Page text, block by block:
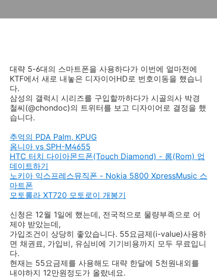
대략 5-6대의 스마트폰을 사용하다가 이번에 얼마전에
KTF에서 새로 내놓은 디자이어HD로 번호이동을 했습니
다.
삼성의 갤럭시 시리즈를 구입할까하다가 시골의사 박경
철씨(@chondoc)의 트위터를 보고 디자이어로 결정을 했
습니다.
추억의 PDA Palm, KPUG
옴니아 vs SPH-M4655
HTC 터치 다이아몬드폰(Touch Diamond) - 롬(Rom) 업
데이트하기
노키아 익스프레스뮤직폰 - Nokia 5800 XpressMusic 스
마트폰
모토롤라 XT720 모토로이 개봉기
신청은 12월 1일에 했는데, 전국적으로 물량부족으로 어
제야 받았는데,
가입조건이 상당히 좋았습니다. 55요금제(i-value)사용하
면 채권료, 가입비, 유심비에 기기비용까지 모두 무료입니
다.
현재는 55요금제를 사용해도 대략 한달에 5천원내외를
내야하지 12만원정도가 올랐네요.